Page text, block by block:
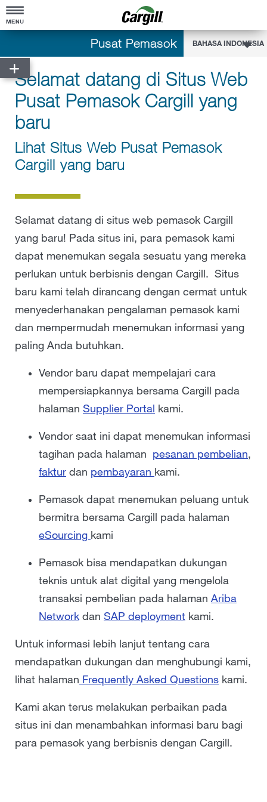
Perangkat Pemasok
Portal Pemasok
Pesanan Pembelian
Pesanan Pembelian - Syarat dan Ketentuan
FAQ
Faktur
FAQ
eSourcing
Mendaftar sebagai Pemasok Beragam
Keragaman Pemasok
Keragaman Pemasok
Mendaftar sebagai Pemasok Beragam
Siapa yang Memenuhi Syarat
Pesan Kepemimpinan
FAQ
Keamanan Pangan, Kualitas, dan Persyaratan
Peraturan
Pusat Pemasok BAHASA INDONESIA
Selamat datang di Situs Web
Pusat Pemasok Cargill yang
baru
Lihat Situs Web Pusat Pemasok
Cargill yang baru
Selamat datang di situs web pemasok Cargill
yang baru! Pada situs ini, para pemasok kami
dapat menemukan segala sesuatu yang mereka
perlukan untuk berbisnis dengan Cargill. Situs
baru kami telah dirancang dengan cermat untuk
menyederhanakan pengalaman pemasok kami
dan mempermudah menemukan informasi yang
paling Anda butuhkan.
Vendor baru dapat mempelajari cara
mempersiapkannya bersama Cargill pada
halaman Supplier Portal kami.
Vendor saat ini dapat menemukan informasi
tagihan pada halaman pesanan pembelian,
faktur dan pembayaran kami.
Pemasok dapat menemukan peluang untuk
bermitra bersama Cargill pada halaman
eSourcing kami
Pemasok bisa mendapatkan dukungan
teknis untuk alat digital yang mengelola
transaksi pembelian pada halaman Ariba
Network dan SAP deployment kami.
Untuk informasi lebih lanjut tentang cara
mendapatkan dukungan dan menghubungi kami,
lihat halaman Frequently Asked Questions kami.
Kami akan terus melakukan perbaikan pada
situs ini dan menambahkan informasi baru bagi
para pemasok yang berbisnis dengan Cargill.